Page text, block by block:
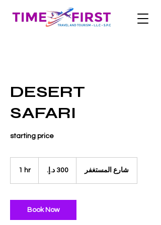
DESERT
SAFARI
starting price
1 hr1
درهم
إماراتي
شارع المستغفر
Book Now